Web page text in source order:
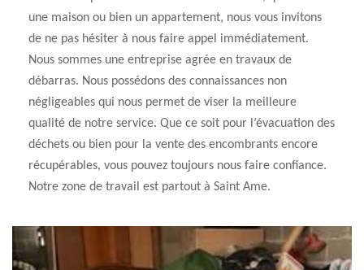
une maison ou bien un appartement, nous vous invitons
de ne pas hésiter à nous faire appel immédiatement.
Nous sommes une entreprise agrée en travaux de
débarras. Nous possédons des connaissances non
négligeables qui nous permet de viser la meilleure
qualité de notre service. Que ce soit pour l’évacuation des
déchets ou bien pour la vente des encombrants encore
récupérables, vous pouvez toujours nous faire confiance.
Notre zone de travail est partout à Saint Ame.